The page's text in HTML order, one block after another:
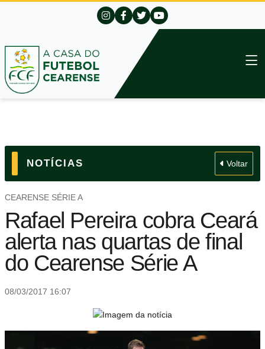
NOTÍCIAS Voltar
CEARENSE SÉRIE A
Rafael Pereira cobra Ceará
alerta nas quartas de final
do Cearense Série A
08/03/2017 16:07